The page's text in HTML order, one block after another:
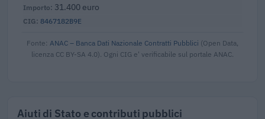
8467182B9E
31.400 euro
Fonte: ANAC – Banca Dati Nazionale Contratti Pubblici (Open Data,
licenza CC BY-SA 4.0). Ogni CIG e' verificabile sul portale ANAC.
Aiuti di Stato e contributi pubblici